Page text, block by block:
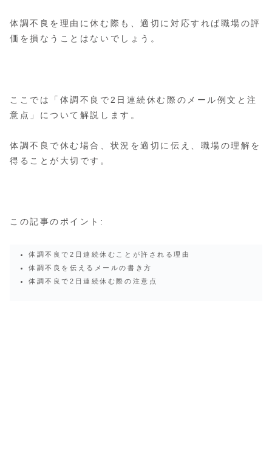
体調不良を理由に休む際も、適切に対応すれば職場の評
価を損なうことはないでしょう。
ここでは「体調不良で2日連続休む際のメール例文と注
意点」について解説します。
体調不良で休む場合、状況を適切に伝え、職場の理解を
得ることが大切です。
この記事のポイント:
体調不良で2日連続休むことが許される理由
体調不良を伝えるメールの書き方
体調不良で2日連続休む際の注意点